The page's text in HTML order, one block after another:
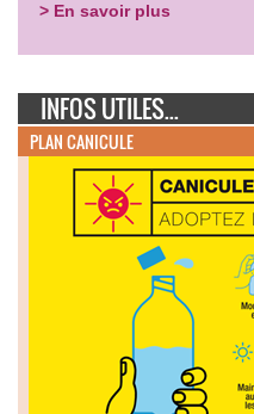
> En savoir plus
INFOS UTILES...
PLAN CANICULE